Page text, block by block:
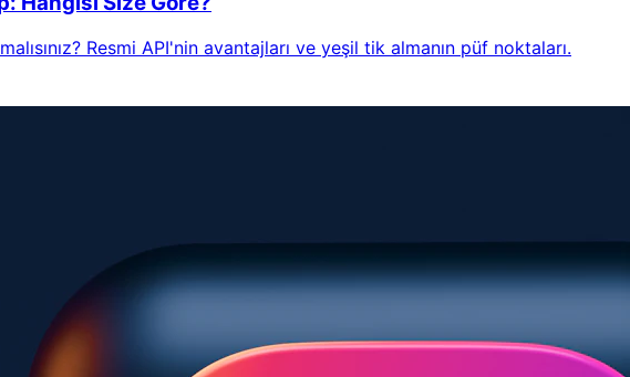
Resmi API'nin avantajları ve yeşil tik almanın püf noktaları.